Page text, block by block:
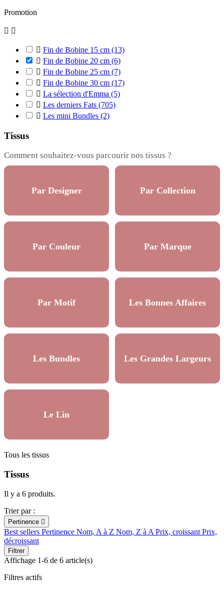
Promotion
 
 Fin de Bobine 15 cm (13)
 Fin de Bobine 20 cm (6)
 Fin de Bobine 25 cm (7)
 Fin de Bobine 30 cm (17)
 La sélection d'Emma (5)
 Les derniers Fats (705)
 Les mini Bundles (2)
Tissus
Comment souhaitez-vous parcourir nos tissus ?
Par Designer Par Collection
Par Couleur Par Marque
Par Motif Les Bonnes Affaires
Les Bundles Les Grandes Largeurs
Le Lin
Tous les tissus
Tissus
Il y a 6 produits.
Trier par :
Pertinence 
Best sellers Pertinence Nom, A à Z Nom, Z à A Prix, croissant Prix,
décroissant
Filtrer
Affichage 1-6 de 6 article(s)
Filtres actifs